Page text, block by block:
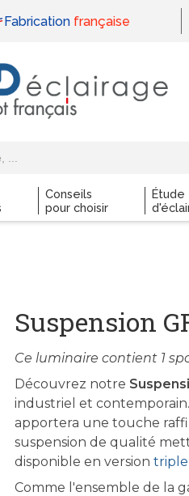
Fabrication française
Conseils
pour choisir
Étude
Suspension
Ce luminaire contient 1
Découvrez notre
industriel et
apportera une touche
suspension de qualité
disponible en version triple
Comme l'ensemble de la